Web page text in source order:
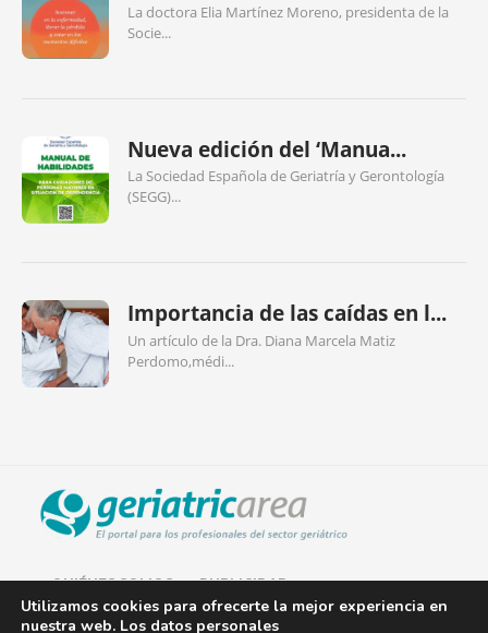
La doctora Elia Martínez Moreno, presidenta de la
Socie...
Nueva edición del ‘Manua...
La Sociedad Española de Geriatría y Gerontología
(SEGG)...
Importancia de las caídas en l...
Un artículo de la Dra. Diana Marcela Matiz
Perdomo,médi...
QUIÉNES SOMOS PUBLICIDAD
AVISO LEGAL
Utilizamos cookies para ofrecerte la mejor experiencia en
nuestra web. Los datos personales